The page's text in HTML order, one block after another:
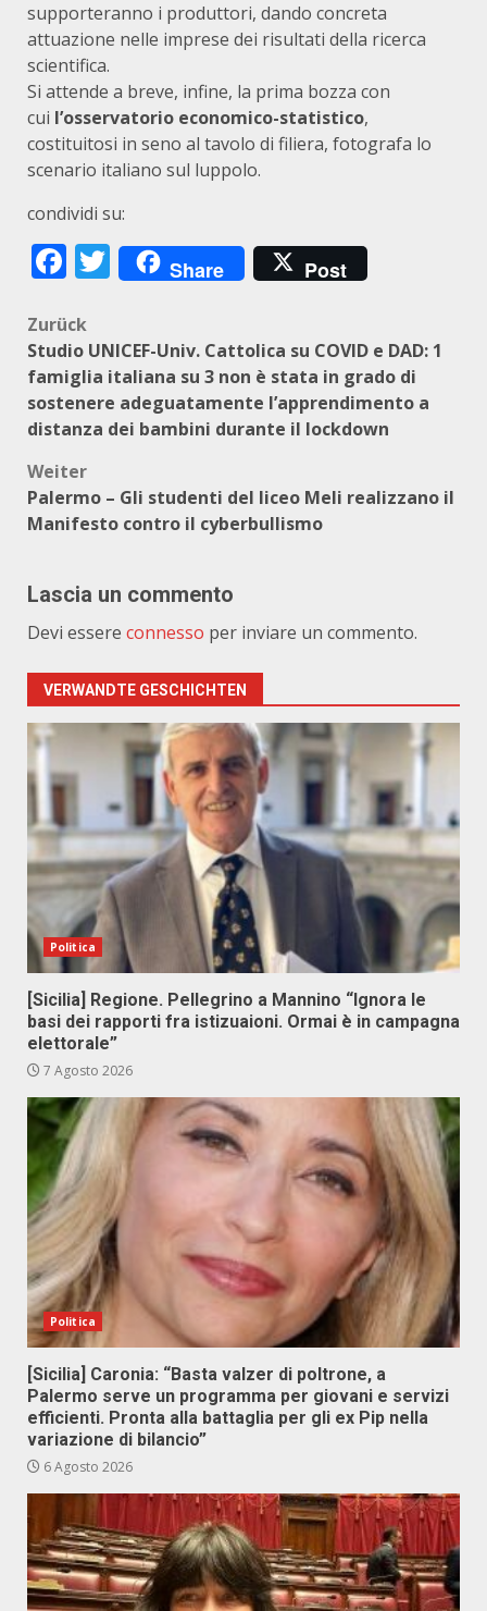
supporteranno i produttori, dando concreta
attuazione nelle imprese dei risultati della ricerca
scientifica.
Si attende a breve, infine, la prima bozza con
cui l’osservatorio economico-statistico,
costituitosi in seno al tavolo di filiera, fotografa lo
scenario italiano sul luppolo.
condividi su:
Facebook
Twitter
Share Post
Beitragsnavigation
Zurück
Studio UNICEF-Univ. Cattolica su COVID e DAD: 1
famiglia italiana su 3 non è stata in grado di
sostenere adeguatamente l’apprendimento a
distanza dei bambini durante il lockdown
Weiter
Palermo – Gli studenti del liceo Meli realizzano il
Manifesto contro il cyberbullismo
Lascia un commento
Devi essere connesso per inviare un commento.
VERWANDTE GESCHICHTEN
Politica
[Sicilia] Regione. Pellegrino a Mannino “Ignora le
basi dei rapporti fra istizuaioni. Ormai è in campagna
elettorale”
7 Agosto 2026
Politica
[Sicilia] Caronia: “Basta valzer di poltrone, a
Palermo serve un programma per giovani e servizi
efficienti. Pronta alla battaglia per gli ex Pip nella
variazione di bilancio”
6 Agosto 2026